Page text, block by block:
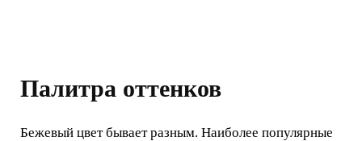
Палитра оттенков
Бежевый цвет бывает разным. Наиболее популярные